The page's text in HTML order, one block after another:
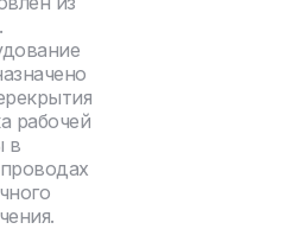
рабочей
в